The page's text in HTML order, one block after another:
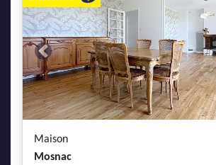
DEVENIR FRANCHISÉ
AJP Recrute
AJP Actualités
Service Qualité Clients
Previous
Maison
Mosnac